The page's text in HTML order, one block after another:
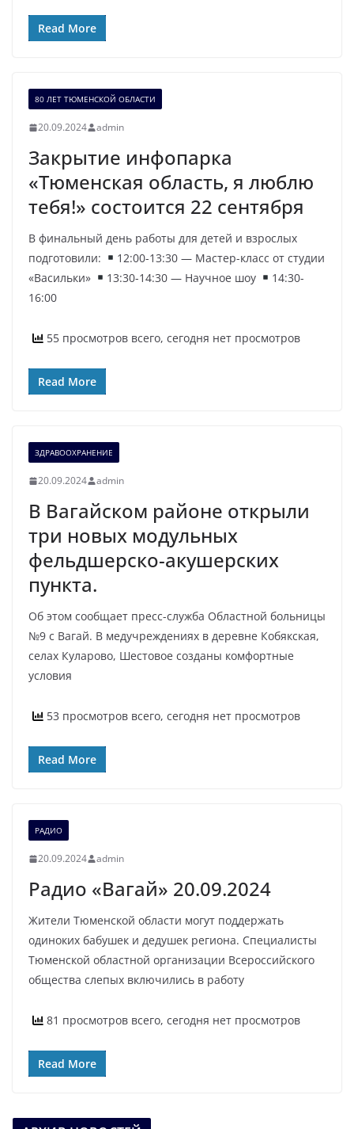
Read More
80 ЛЕТ ТЮМЕНСКОЙ ОБЛАСТИ
20.09.2024 admin
Закрытие инфопарка
«Тюменская область, я люблю
тебя!» состоится 22 сентября
В финальный день работы для детей и взрослых
подготовили:
12:00-13:30 — Мастер-класс от студии
«Васильки»
13:30-14:30 — Научное шоу
14:30-
16:00
55 просмотров всего, сегодня нет просмотров
Read More
ЗДРАВООХРАНЕНИЕ
20.09.2024 admin
В Вагайском районе открыли
три новых модульных
фельдшерско-акушерских
пункта.
Об этом сообщает пресс-служба Областной больницы
№9 с Вагай. В медучреждениях в деревне Кобякская,
селах Куларово, Шестовое созданы комфортные
условия
53 просмотров всего, сегодня нет просмотров
Read More
РАДИО
20.09.2024 admin
Радио «Вагай» 20.09.2024
Жители Тюменской области могут поддержать
одиноких бабушек и дедушек региона. Специалисты
Тюменской областной организации Всероссийского
общества слепых включились в работу
81 просмотров всего, сегодня нет просмотров
Read More